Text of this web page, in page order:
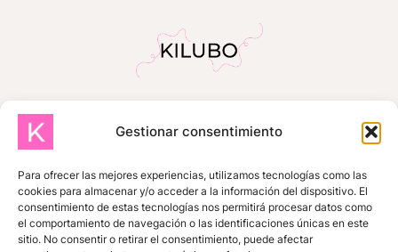
Gestionar consentimiento
Para ofrecer las mejores experiencias, utilizamos tecnologías como las
cookies para almacenar y/o acceder a la información del dispositivo. El
consentimiento de estas tecnologías nos permitirá procesar datos como
el comportamiento de navegación o las identificaciones únicas en este
sitio. No consentir o retirar el consentimiento, puede afectar
INICIO SOBRE MÍ
TIENDA
TUTORIALES GRATUITOS
ZONA DE SUSCRIPTORES
MIS COMPRAS
CONTACTO